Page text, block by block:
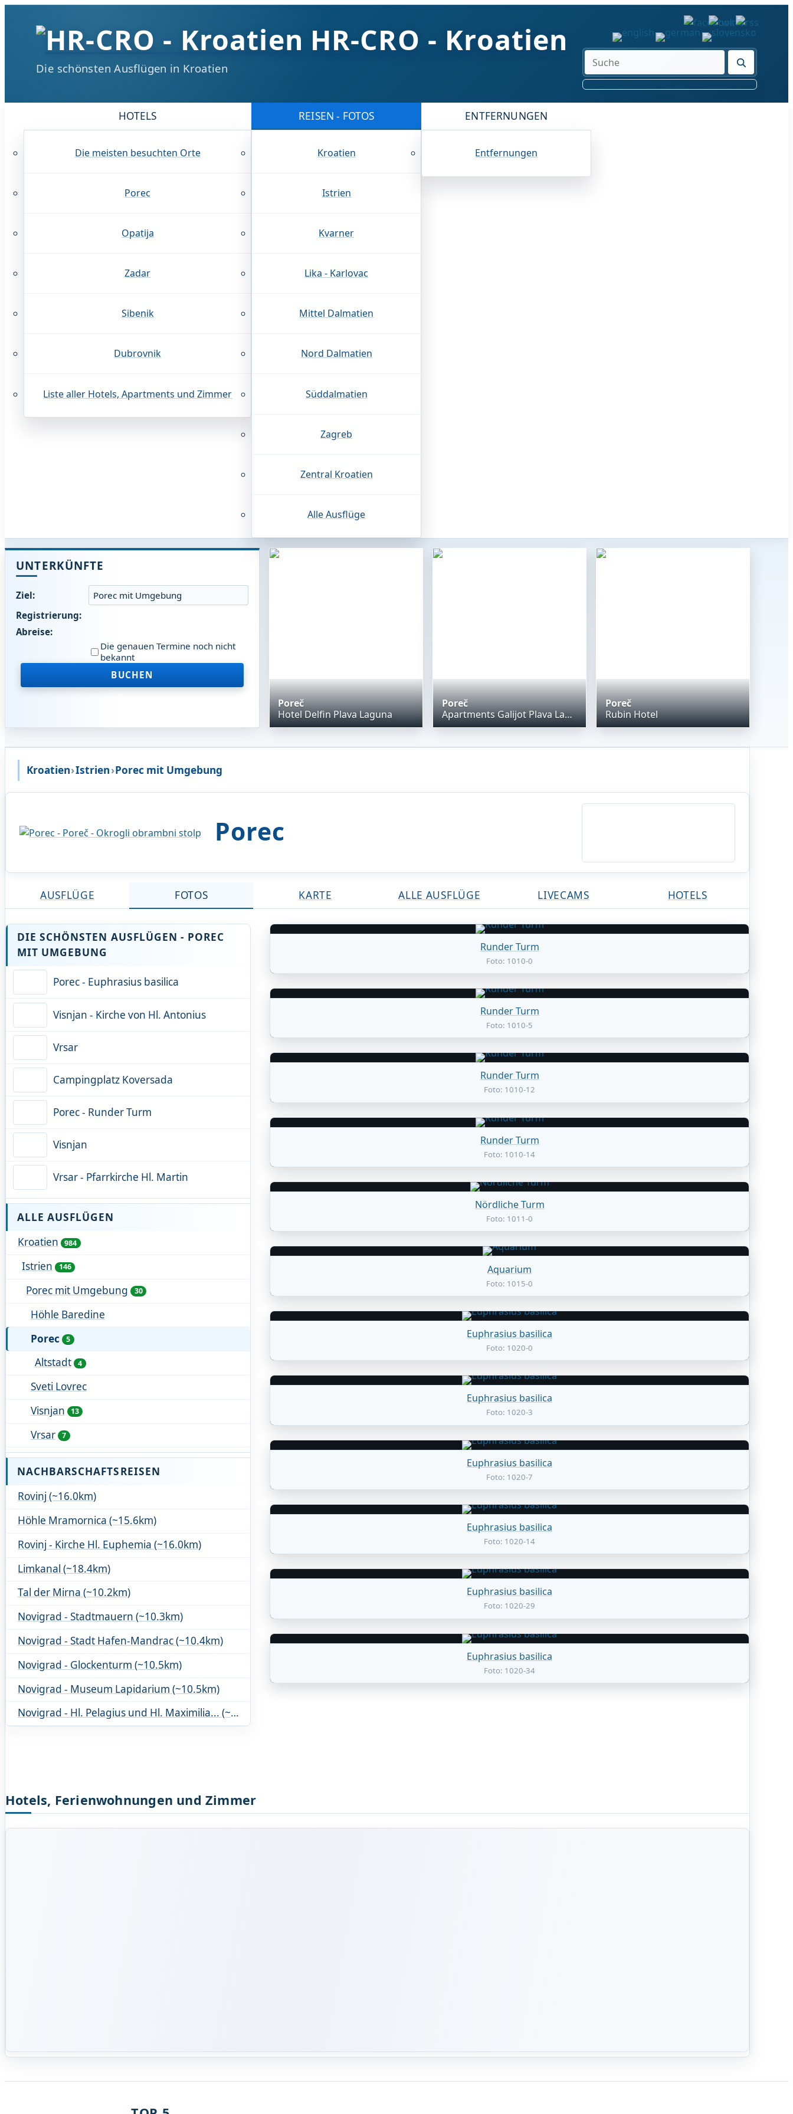
HR-CRO - Kroatien
Die schönsten Ausflügen in Kroatien Suche
HOTELS
Die meisten besuchten Orte
Porec
Opatija
Zadar
Sibenik
Dubrovnik
Liste aller Hotels, Apartments und Zimmer
REISEN - FOTOS
Kroatien
Istrien
Kvarner
Lika - Karlovac
Mittel Dalmatien
Nord Dalmatien
Süddalmatien
Zagreb
Zentral Kroatien
Alle Ausflüge
ENTFERNUNGEN
Entfernungen
UNTERKÜNFTE
Ziel:
Registrierung:
Abreise:
Die genauen Termine noch nicht
bekannt
BUCHEN
Poreč
Hotel Delfin Plava Laguna
Poreč
Apartments Galijot Plava Laguna
Poreč
Rubin Hotel
Kroatien›Istrien›Porec mit Umgebung
Porec
AUSFLÜGE FOTOS KARTE ALLE AUSFLÜGE LIVECAMS HOTELS
DIE SCHÖNSTEN AUSFLÜGEN - POREC
MIT UMGEBUNG
Porec - Euphrasius basilica
Visnjan - Kirche von Hl. Antonius
Vrsar
Campingplatz Koversada
Porec - Runder Turm
Visnjan
Vrsar - Pfarrkirche Hl. Martin
ALLE AUSFLÜGEN
Kroatien
984
Istrien 146
Porec mit Umgebung 30
Höhle Baredine
Porec
5
Altstadt 4
Sveti Lovrec
Visnjan
13
Vrsar 7
NACHBARSCHAFTSREISEN
Rovinj (~16.0km)
Höhle Mramornica (~15.6km)
Rovinj - Kirche Hl. Euphemia (~16.0km)
Limkanal (~18.4km)
Tal der Mirna (~10.2km)
Novigrad - Stadtmauern (~10.3km)
Novigrad - Stadt Hafen-Mandrac (~10.4km)
Novigrad - Glockenturm (~10.5km)
Novigrad - Museum Lapidarium (~10.5km)
Novigrad - Hl. Pelagius und Hl. Maximilia... (~10.5km)
Runder Turm
Foto: 1010-0
Runder Turm
Foto: 1010-5
Runder Turm
Foto: 1010-12
Runder Turm
Foto: 1010-14
Nördliche Turm
Foto: 1011-0
Aquarium
Foto: 1015-0
Euphrasius basilica
Foto: 1020-0
Euphrasius basilica
Foto: 1020-3
Euphrasius basilica
Foto: 1020-7
Euphrasius basilica
Foto: 1020-14
Euphrasius basilica
Foto: 1020-29
Euphrasius basilica
Foto: 1020-34
Hotels, Ferienwohnungen und Zimmer